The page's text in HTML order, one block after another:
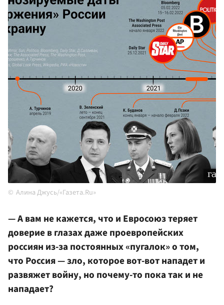
Алина Джусь/«Газета.Ru»
— А вам не кажется, что и Евросоюз теряет
доверие в глазах даже проевропейских
россиян из-за постоянных «пугалок» о том,
что Россия — зло, которое вот-вот нападет и
развяжет войну, но почему-то пока так и не
нападает?